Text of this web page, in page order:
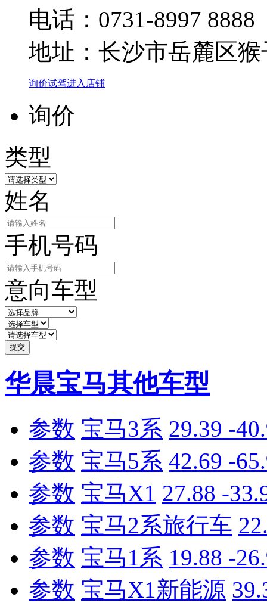
电话： 0731-8997 8888
地址： 长沙市岳麓区
询价试驾进入店铺
询价
类型
姓名
手机号码
意向车型
提交
华晨宝马其他车型
参数 宝马3系 29.39 -
参数 宝马5系 42.69 -
参数 宝马X1 27.88 -
参数 宝马2系旅行车
参数 宝马1系 19.88 -
参数 宝马X1新能源